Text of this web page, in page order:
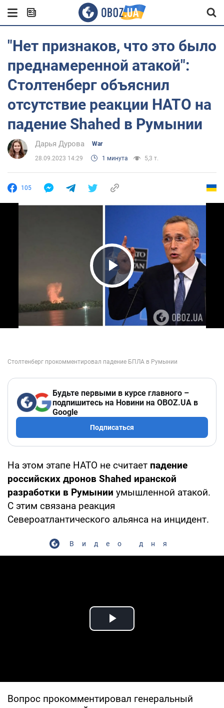
"Нет признаков, что это было
преднамеренной атакой":
Столтенберг объяснил
отсутствие реакции НАТО на
падение Shahed в Румынии
Дарья Дурова War
28.09.2023 14:29 1 минута 5,3 т.
105
Play Video
Будьте первыми в курсе главного –
подпишитесь на Новини на OBOZ.UA в
Google
Подписаться
На этом этапе НАТО не считает падение
российских дронов Shahed иранской
разработки в Румынии умышленной атакой.
С этим связана реакция
Североатлантического альянса на инцидент.
Видео дня
Play Video
Вопрос прокомментировал генеральный